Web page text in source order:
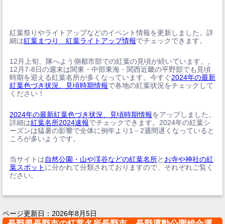
紅葉祭りやライトアップなどのイベント情報を更新しました。詳
細は紅葉まつり 紅葉ライトアップ情報でチェックできます。
12月上旬、隊へよう側都市部での紅葉の見頃が続いています。。
12月7-8日の週末は関東・中部東海・関西近畿の平野部でも見頃
時期を迎える紅葉名所が多くなっています。今すぐ2024年の最新
紅葉色づき状況、見頃時期情報で各地の紅葉状況をチェックして
ください！
2024年の最新紅葉色づき状況、見頃時期情報をアップしました。
詳細は紅葉名所2024速報でチェックできます。2024年の紅葉シ
ーズンは猛暑の影響で全体に例年より1－2週間遅くなっていると
ころが多いようです。
当サイトは自然公園・山や渓谷などの紅葉名所と お寺や神社の紅
葉スポット に分かれて分類されておりますので、それぞれご覧く
ださい。
ページ更新日： 2026年8月5日